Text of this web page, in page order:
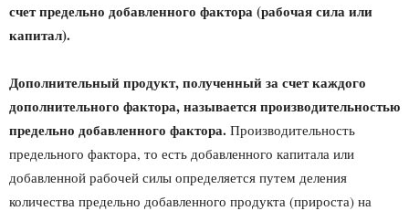
счет предельно добавленного фактора (рабочая сила или
капитал).
Дополнительный продукт, полученный за счет каждого
дополнительного фактора, называется производительностью
предельно добавленного фактора. Производительность
предельного фактора, то есть добавленного капитала или
добавленной рабочей силы определяется путем деления
количества предельно добавленного продукта (прироста) на